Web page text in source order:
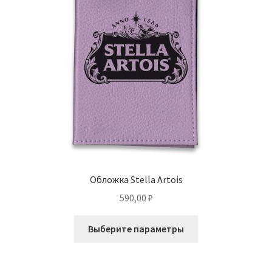
Обложка Stella Artois
590,00 ₽
Выберите параметры